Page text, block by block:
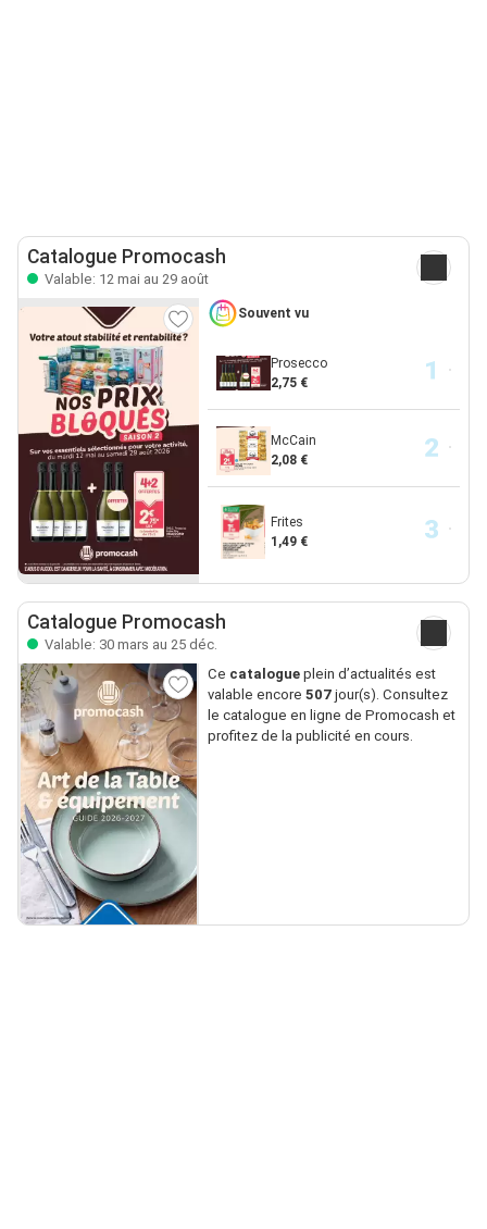
Catalogue Promocash
Valable: 12 mai au 29 août
Souvent vu
Prosecco
2,75 €
McCain
2,08 €
Frites
1,49 €
Catalogue Promocash
Valable: 30 mars au 25 déc.
Ce catalogueplein d’actualités est
valable encore 507jour(s). Consultez
le catalogue en ligne de Promocash et
profitez de la publicité en cours.